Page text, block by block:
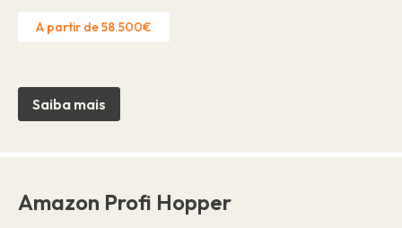
A partir de 58.500€
Saiba mais
Amazon Profi Hopper